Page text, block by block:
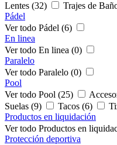
Lentes (32)
Trajes de
Pádel
Ver todo Pádel (6)
En linea
Ver todo En linea (0)
Paralelo
Ver todo Paralelo (0)
Pool
Ver todo Pool (25)
Suelas (9)
Tacos (6)
Productos en liquidación
Ver todo Productos en
Protección deportiva